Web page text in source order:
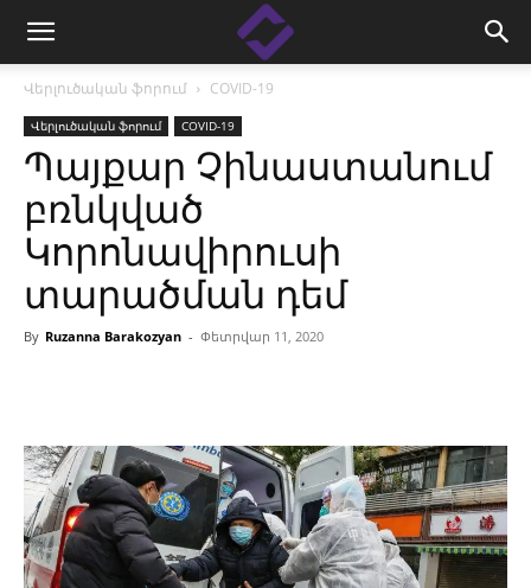
Վերլուծական ֆորում COVID-19
Վերլուծական ֆորում COVID-19
Պայքար Չինաստանում
բռնկված
Կորոնավիրուսի
տարածման դեմ
By Ruzanna Barakozyan - Փետրվար 11, 2020